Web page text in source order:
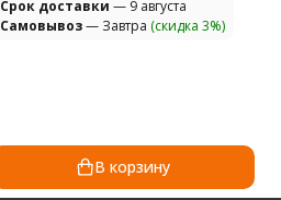
Cрок доставки — 9 августа
Самовывоз— Завтра (скидка 3%)
В корзину